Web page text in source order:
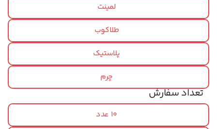
لمینت
طلاکوب
پلاستیک
چرم
تعداد سفارش
10 عدد